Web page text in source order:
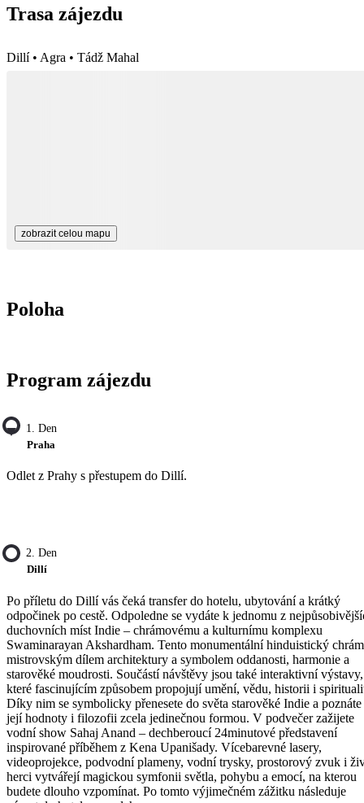
Trasa zájezdu
Dillí • Agra • Tádž Mahal
zobrazit celou mapu
Poloha
Program zájezdu
1. Den
Praha
Odlet z Prahy s přestupem do Dillí.
2. Den
Dillí
Po příletu do Dillí vás čeká transfer do hotelu, ubytování a krátký
odpočinek po cestě. Odpoledne se vydáte k jednomu z
duchovních míst Indie – chrámovému a kulturnímu komplexu
Swaminarayan Akshardham. Tento monumentální hinduistický
mistrovským dílem architektury a symbolem oddanosti, harmonie a
starověké moudrosti. Součástí návštěvy jsou také interaktivní výstavy,
které fascinujícím způsobem propojují umění, vědu, historii i
Díky nim se symbolicky přenesete do světa starověké Indie a poznáte
její hodnoty i filozofii zcela jedinečnou formou. V podvečer zažijete
vodní show Sahaj Anand – dechberoucí 24minutové představení
inspirované příběhem z Kena Upanišady. Vícebarevné lasery,
videoprojekce, podvodní plameny, vodní trysky, prostorový zvuk i
herci vytvářejí magickou symfonii světla, pohybu a emocí, na kterou
budete dlouho vzpomínat. Po tomto výjimečném zážitku následuje